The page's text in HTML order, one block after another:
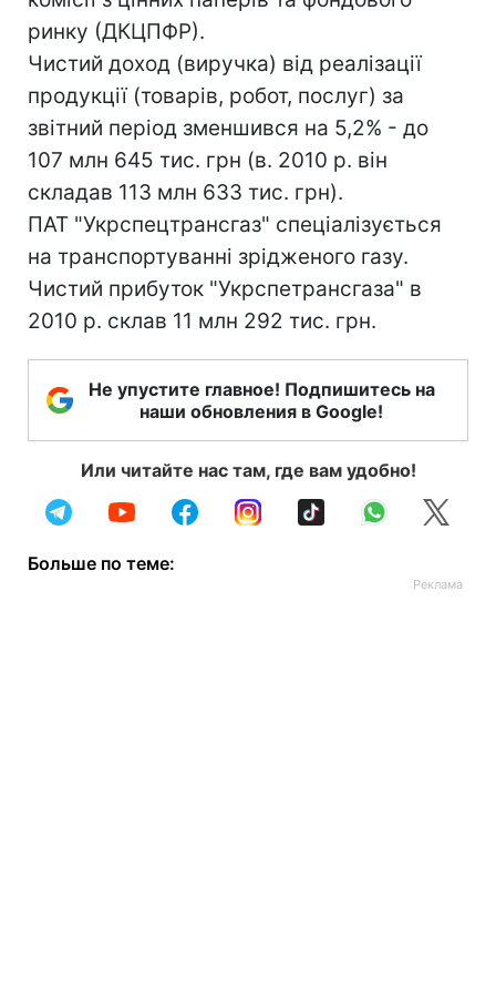
ринку (ДКЦПФР).
Чистий доход (виручка) від реалізації
продукції (товарів, робот, послуг) за
звітний період зменшився на 5,2% - до
107 млн ​​645 тис. грн (в. 2010 р. він
складав 113 млн 633 тис. грн).
ПАТ "Укрспецтрансгаз" спеціалізується
на транспортуванні зрідженого газу.
Чистий прибуток "Укрспетрансгаза" в
2010 р. склав 11 млн 292 тис. грн.
Не упустите главное! Подпишитесь на
наши обновления в Google!
Или читайте нас там, где вам удобно!
Больше по теме: